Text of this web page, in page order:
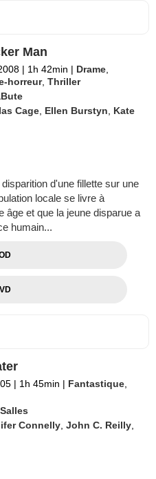
Man
| 1h 42min | Drame
horreur,Thriller
Cage Ellen Burstyn
Kate
d'une fillette sur une
locale se livre à
âge et que la jeune disparue a
humain...
| 1h 45min | Fantastique
Connelly ,John C. Reilly